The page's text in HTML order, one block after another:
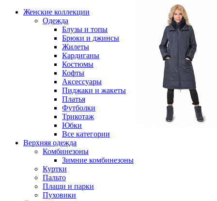
Женские коллекции
Одежда
Блузы и топы
Брюки и джинсы
Жилеты
Кардиганы
Костюмы
Кофты
Аксессуары
Пиджаки и жакеты
Платья
Футболки
Трикотаж
Юбки
Все категории
Верхняя одежда
Комбинезоны
Зимние комбинезоны
Куртки
Пальто
Плащи и парки
Пуховики